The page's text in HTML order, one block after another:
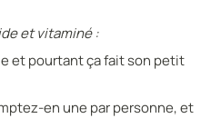
et vitaminé :
et pourtant ça fait son petit
en une par personne, et